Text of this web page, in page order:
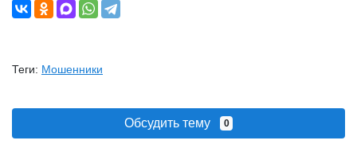
Теги: Мошенники
Обсудить тему 0